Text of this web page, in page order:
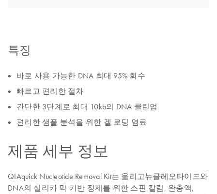
특징
바로 사용 가능한 DNA 최대 95% 회수
빠르고 편리한 절차
간단한 3단계로 최대 10kb의 DNA 클린업
편리한 샘플 분석을 위한 겔 로딩 염료
제품 세부 정보
QIAquick Nucleotide Removal Kit는 올리고뉴클레오타이드와
DNA의 실리카 막 기반 정제를 위한 스핀 칼럼, 완충액,